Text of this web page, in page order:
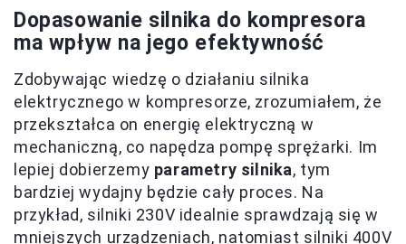
Dopasowanie silnika do kompresora
ma wpływ na jego efektywność
Zdobywając wiedzę o działaniu silnika
elektrycznego w kompresorze, zrozumiałem, że
przekształca on energię elektryczną w
mechaniczną, co napędza pompę sprężarki. Im
lepiej dobierzemy parametry silnika, tym
bardziej wydajny będzie cały proces. Na
przykład, silniki 230V idealnie sprawdzają się w
mniejszych urządzeniach, natomiast silniki 400V